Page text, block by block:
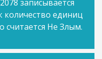
записывается
количество единиц
считается Не Злым.